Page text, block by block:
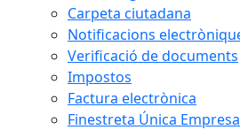
Carpeta ciutadana
Notificacions
Verificació de documents
Impostos
Factura electrònica
Finestreta Única